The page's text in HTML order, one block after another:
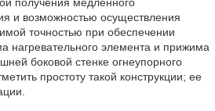
и возможностью осуществления
точностью при обеспечении
нагревательного элемента и прижима
боковой стенке огнеупорного
простоту такой конструкции; ее